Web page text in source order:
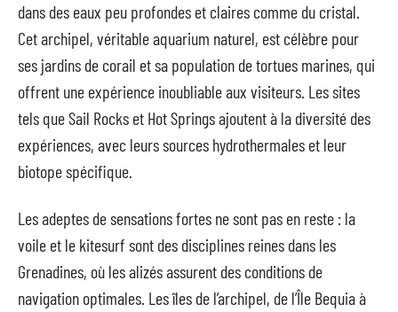
dans des eaux peu profondes et claires comme du cristal.
Cet archipel, véritable aquarium naturel, est célèbre pour
ses jardins de corail et sa population de tortues marines, qui
offrent une expérience inoubliable aux visiteurs. Les sites
tels que Sail Rocks et Hot Springs ajoutent à la diversité des
expériences, avec leurs sources hydrothermales et leur
biotope spécifique.
Les adeptes de sensations fortes ne sont pas en reste : la
voile et le kitesurf sont des disciplines reines dans les
Grenadines, où les alizés assurent des conditions de
navigation optimales. Les îles de l’archipel, de l’Île Bequia à